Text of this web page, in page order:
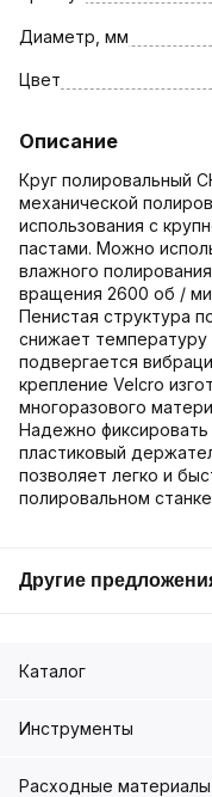
Диаметр, мм
Цвет
Описание
Круг полировальный
механической
использования с
пастами. Можно
влажного
вращения 2600 об /
Пенистая структура
снижает
подвергается
крепление Velcro
многоразового
Надежно фиксировать
пластиковый
позволяет легко и
полировальном
Другие
Каталог
Инструменты
Расходные материалы